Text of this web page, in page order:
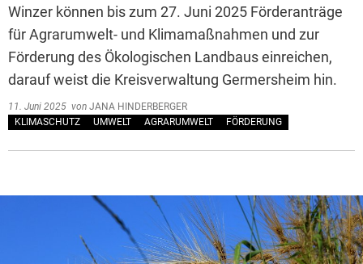
Winzer können bis zum 27. Juni 2025 Förderanträge
für Agrarumwelt- und Klimamaßnahmen und zur
Förderung des Ökologischen Landbaus einreichen,
darauf weist die Kreisverwaltung Germersheim hin.
11. Juni 2025 von JANA HINDERBERGER
KLIMASCHUTZ
UMWELT AGRARUMWELT FÖRDERUNG